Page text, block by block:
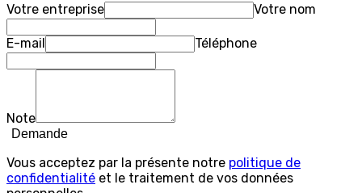
Votre entreprise Votre nom
E-mail Téléphone
Note
Demande
Vous acceptez par la présente notre politique de
confidentialité et le traitement de vos données